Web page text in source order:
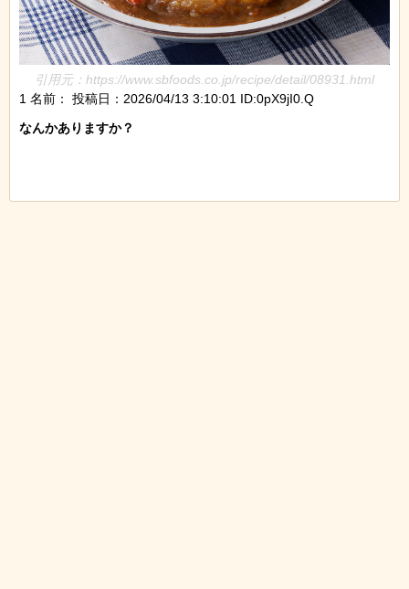
引用元：https://www.sbfoods.co.jp/recipe/detail/08931.html
1 名前：
投稿日：2026/04/13 3:10:01 ID:0pX9jI0.Q
なんかありますか？